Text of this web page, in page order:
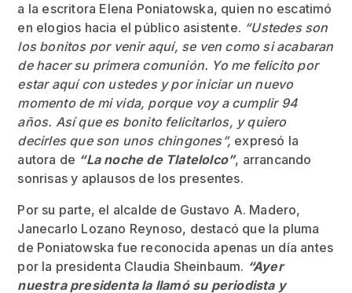
a la escritora Elena Poniatowska, quien no escatimó
en elogios hacia el público asistente. “Ustedes son
los bonitos por venir aquí, se ven como si acabaran
de hacer su primera comunión. Yo me felicito por
estar aquí con ustedes y por iniciar un nuevo
momento de mi vida, porque voy a cumplir 94
años. Así que es bonito felicitarlos, y quiero
decirles que son unos chingones”, expresó la
autora de “La noche de Tlatelolco”, arrancando
sonrisas y aplausos de los presentes.
Por su parte, el alcalde de Gustavo A. Madero,
Janecarlo Lozano Reynoso, destacó que la pluma
de Poniatowska fue reconocida apenas un día antes
por la presidenta Claudia Sheinbaum. “Ayer
nuestra presidenta la llamó su periodista y